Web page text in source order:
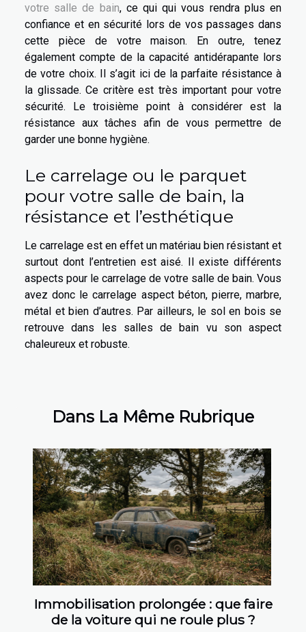
votre salle de bain, ce qui qui vous rendra plus en
confiance et en sécurité lors de vos passages dans
cette pièce de votre maison. En outre, tenez
également compte de la capacité antidérapante lors
de votre choix. Il s’agit ici de la parfaite résistance à
la glissade. Ce critère est très important pour votre
sécurité. Le troisième point à considérer est la
résistance aux tâches afin de vous permettre de
garder une bonne hygiène.
Le carrelage ou le parquet
pour votre salle de bain, la
résistance et l’esthétique
Le carrelage est en effet un matériau bien résistant et
surtout dont l’entretien est aisé. Il existe différents
aspects pour le carrelage de votre salle de bain. Vous
avez donc le carrelage aspect béton, pierre, marbre,
métal et bien d’autres. Par ailleurs, le sol en bois se
retrouve dans les salles de bain vu son aspect
chaleureux et robuste.
Dans La Même Rubrique
Immobilisation prolongée : que faire
de la voiture qui ne roule plus ?